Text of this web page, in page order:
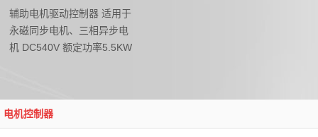
辅助电机驱动控制器 适用于
永磁同步电机、三相异步电
机 DC540V 额定功率5.5KW
电机控制器